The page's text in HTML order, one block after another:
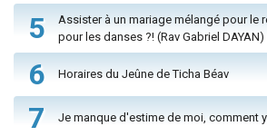
5
Assister à un mariage mélangé pour le
pour les danses ?! (Rav Gabriel DAYAN)
6 Horaires du Jeûne de Ticha Béav
7 Je manque d'estime de moi, comment